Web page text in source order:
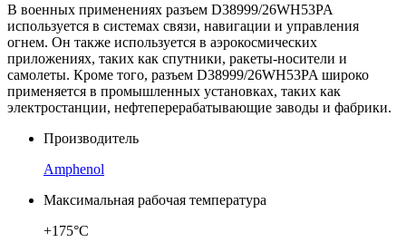
В военных применениях разъем D38999/26WH53PA
используется в системах связи, навигации и управления
огнем. Он также используется в аэрокосмических
приложениях, таких как спутники, ракеты-носители и
самолеты. Кроме того, разъем D38999/26WH53PA широко
применяется в промышленных установках, таких как
электростанции, нефтеперерабатывающие заводы и фабрики.
Производитель
Amphenol
Максимальная рабочая температура
+175°C